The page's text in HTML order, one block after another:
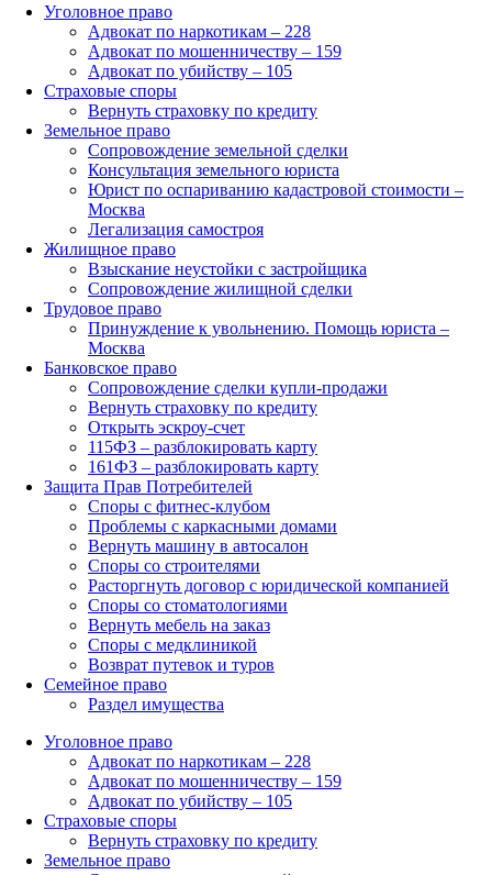
Уголовное право
Адвокат по наркотикам – 228
Адвокат по мошенничеству – 159
Адвокат по убийству – 105
Страховые споры
Вернуть страховку по кредиту
Земельное право
Сопровождение земельной сделки
Консультация земельного юриста
Юрист по оспариванию кадастровой стоимости –
Москва
Легализация самостроя
Жилищное право
Взыскание неустойки с застройщика
Сопровождение жилищной сделки
Трудовое право
Принуждение к увольнению. Помощь юриста –
Москва
Банковское право
Сопровождение сделки купли-продажи
Вернуть страховку по кредиту
Открыть эскроу-счет
115ФЗ – разблокировать карту
161ФЗ – разблокировать карту
Защита Прав Потребителей
Споры с фитнес-клубом
Проблемы с каркасными домами
Вернуть машину в автосалон
Споры со строителями
Расторгнуть договор с юридической компанией
Споры со стоматологиями
Вернуть мебель на заказ
Споры с медклиникой
Возврат путевок и туров
Семейное право
Раздел имущества
Уголовное право
Адвокат по наркотикам – 228
Адвокат по мошенничеству – 159
Адвокат по убийству – 105
Страховые споры
Вернуть страховку по кредиту
Земельное право